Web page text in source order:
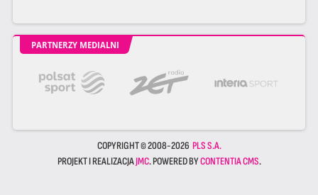
PARTNERZY MEDIALNI
COPYRIGHT © 2008-2026 PLS S.A.
PROJEKT I REALIZACJAJMC. POWERED BYCONTENTIA CMS.